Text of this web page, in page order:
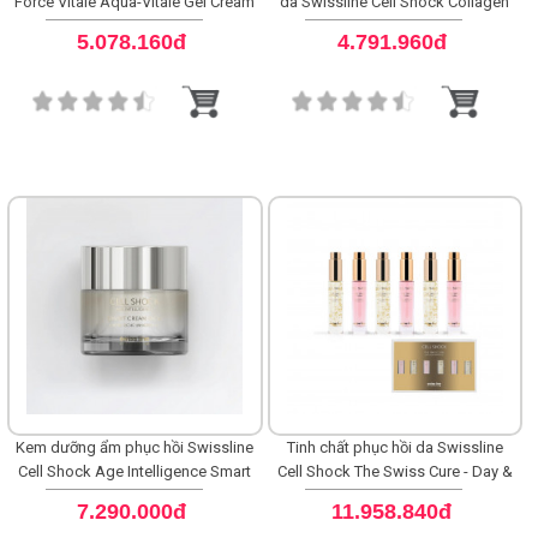
5.078.160đ
Balm Cleanser
4.791.960đ
Kem dưỡng ẩm phục hồi Swissline
Cell Shock Age Intelligence Smart
Cream Rich
7.290.000đ
Tinh chất phục hồi da Swissline
Cell Shock The Swiss Cure - Day &
Night
11.958.840đ